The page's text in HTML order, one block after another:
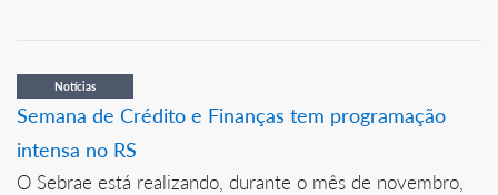
Notícias
Semana de Crédito e Finanças tem programação
intensa no RS
O Sebrae está realizando, durante o mês de novembro,